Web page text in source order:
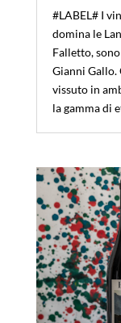
#LABEL# I
domina le
Falletto,
Gianni Gallo.
vissuto in
la gamma di